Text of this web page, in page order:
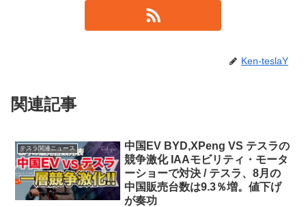
Ken-teslaY
関連記事
テスラ関連ニュース
中国EV BYD,XPeng VS テスラの
競争激化 IAAモビリティ・モータ
ーショーで対決 / テスラ、8月の
中国販売台数は9.3％増。値下げ
が奏功